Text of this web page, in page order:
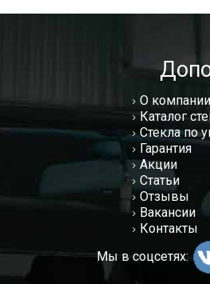
О компании
Каталог
Стекла по
Гарантия
Акции
Статьи
Отзывы
Вакансии
Контакты
Мы в соцсетях: